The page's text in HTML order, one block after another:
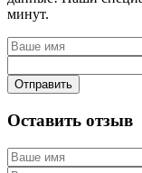
минут.
Отправить
Оставить отзыв